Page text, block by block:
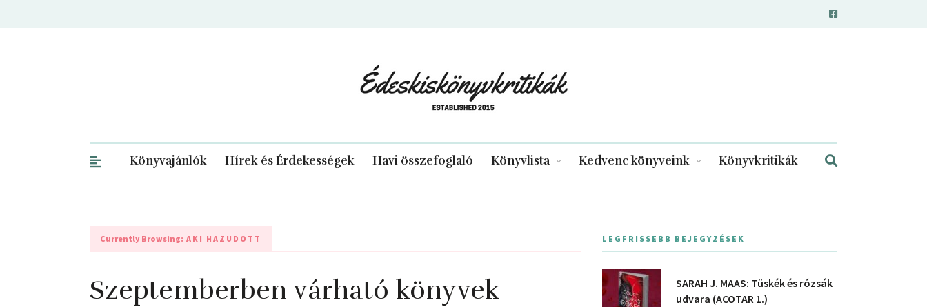
Könyvajánlók Hírek és Érdekességek Havi összefoglaló Könyvlista Kedvenc könyveink Könyvkritikák
Currently Browsing: AKI HAZUDOTT
Szeptemberben várható könyvek
LEGFRISSEBB BEJEGYZÉSEK
SARAH J. MAAS: Tüskék és rózsák
udvara (ACOTAR 1.)